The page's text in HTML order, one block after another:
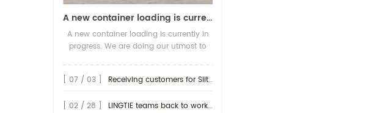
A new container loading is currently in progress.
A new container loading is currently in
progress. We are doing our utmost to
earliest possible time.
[ 07 / 03 ] Receiving customers for Slitting machine with differential Slip Shaft
[ 02 / 28 ] LINGTIE teams back to work at Feb.25th.